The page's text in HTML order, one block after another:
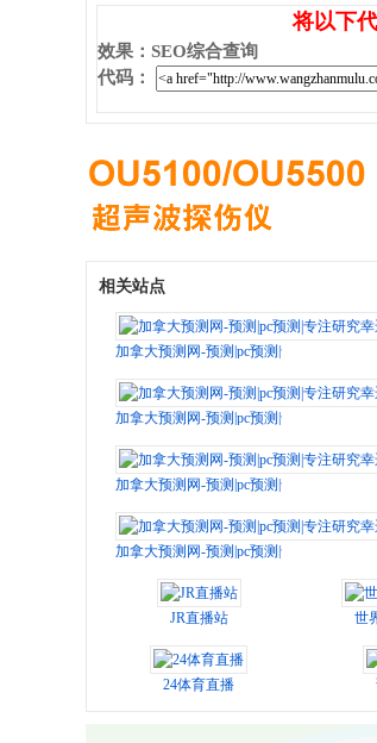
将以下
效果 ： SEO综合查询
代码 ：
相关站点
加拿大预测网-预测|pc预测|专注研究幸运_
加拿大预测网-预测|pc预测|专注研究幸运_
加拿大预测网-预测|pc预测|专注研究幸运_
加拿大预测网-预测|pc预测|专注研究幸运_
JR直播站 世
24体育直播